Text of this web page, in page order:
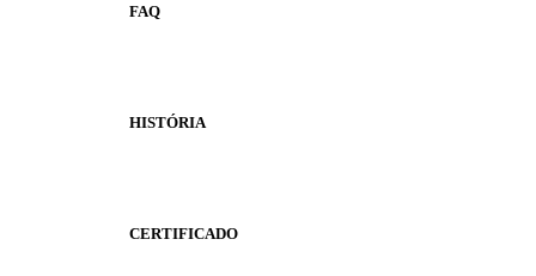
FAQ
HISTÓRIA
CERTIFICADO